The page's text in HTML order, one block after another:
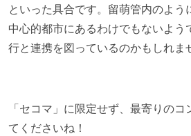
といった具合です。留萌管内のよ
中心的都市にあるわけでもないよう
行と連携を図っているのかもしれま
「セコマ」に限定せず、最寄りの
てくださいね！